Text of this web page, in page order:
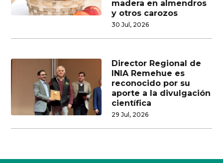
madera en almendros
y otros carozos
30 Jul, 2026
Director Regional de
INIA Remehue es
reconocido por su
aporte a la divulgación
científica
29 Jul, 2026